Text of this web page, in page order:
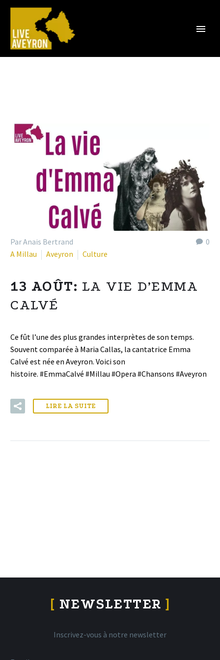
0
Par Anais Bertrand
A Millau
Aveyron Culture
13 AOÛT: LA VIE D’EMMA
CALVÉ
Ce fût l’une des plus grandes interprètes de son temps.
Souvent comparée à Maria Callas, la cantatrice Emma
Calvé est née en Aveyron. Voici son
histoire. #EmmaCalvé #Millau #Opera #Chansons #Aveyron
LIRE LA SUITE
[ NEWSLETTER ]
Inscrivez-vous à notre newsletter